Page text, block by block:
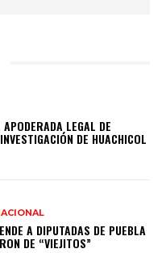
LEGAL DE
DE HUACHICOL
A DIPUTADAS DE PUEBLA
DE “VIEJITOS”